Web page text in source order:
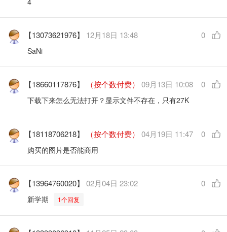
【13073621976】 12月18日 13:48 0
SaNi
【18660117876】 （按个数付费） 09月13日 10:08 0
下载下来怎么无法打开？显示文件不存在，只有27K
【18118706218】 （按个数付费） 04月19日 11:47 0
购买的图片是否能商用
【13964760020】02月04日 23:02 0
新学期 1个回复